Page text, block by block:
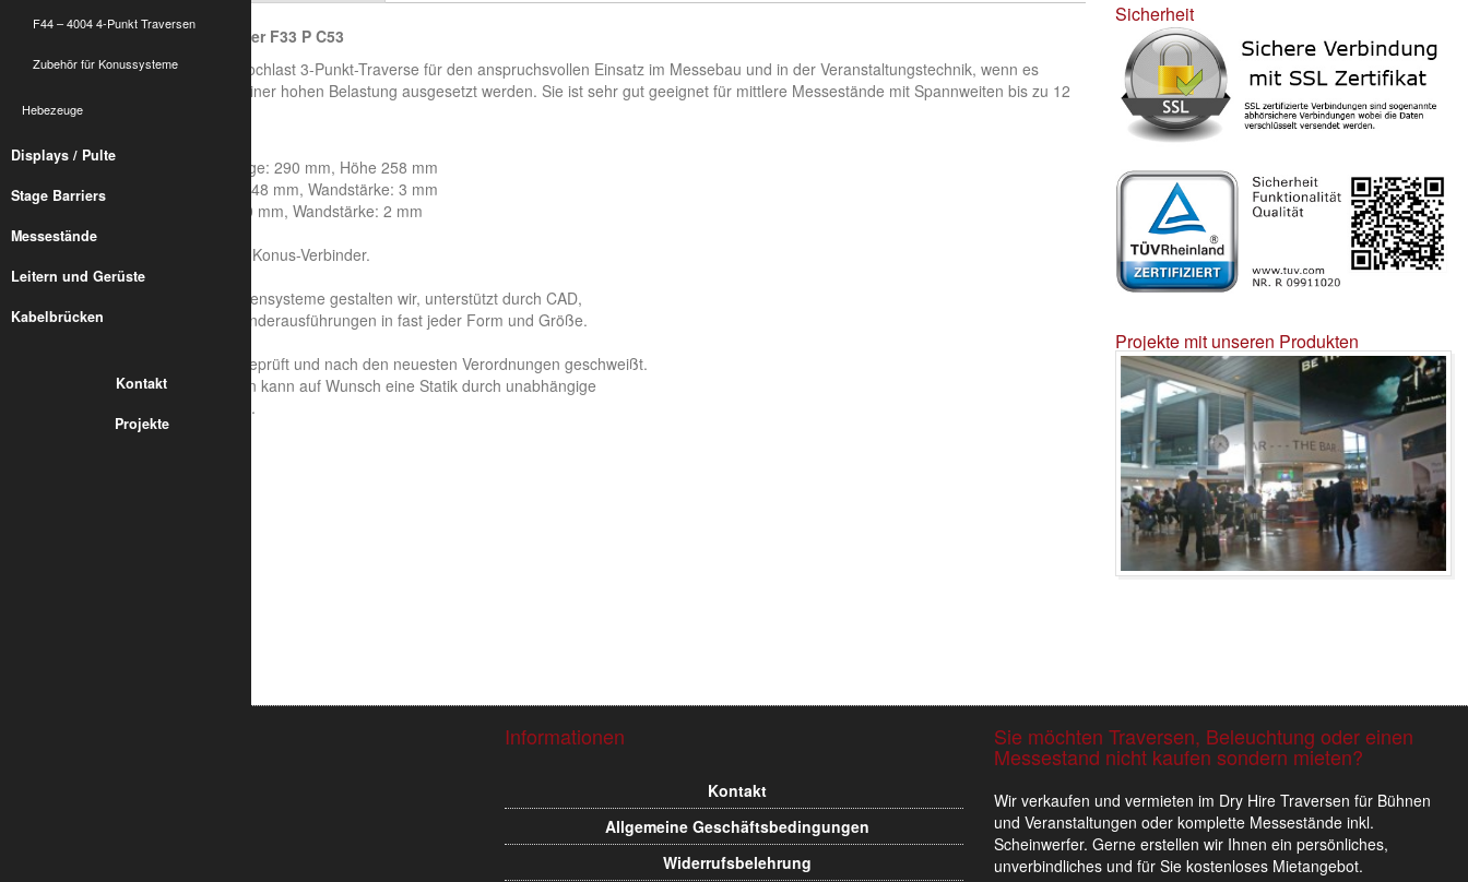
F44 – 4004 4-Punkt Traversen
Zubehör für Konussysteme
Hebezeuge
Displays / Pulte
Stage Barriers
Messestände
Leitern und Gerüste
Kabelbrücken
Kontakt
Projekte
ALUMETRIC F33 P - Eckverbinder F33 P C53
Die ALUMETRIC F33 P ist eine Hochlast 3-Punkt-Traverse für den anspruchsvollen Einsatz im Messebau und in der Veranstaltungstechnik, wenn es
darum geht, dass die Traversen einer hohen Belastung ausgesetzt werden. Sie ist sehr gut geeignet für mittlere Messestände mit Spannweiten bis zu 12
m.
Systemeigenschaften:
Achsmaß: 240 mm, Seitenlänge: 290 mm, Höhe 258 mm
Rohrdurchmesser Hauptrohr: 48 mm, Wandstärke: 3 mm
Rohrdurchmesser Streben: 20 mm, Wandstärke: 2 mm
Aluminiumlegierung : 6082 T6
Die Lieferung erfolgt inklusive Konus-Verbinder.
Sonderkonstruktion:
Auf der Basis unserer Traversensysteme gestalten wir, unterstützt durch CAD,
Sonderkonstruktionen und Sonderausführungen in fast jeder Form und Größe.
Unsere Traversen sind TÜV geprüft und nach den neuesten Verordnungen geschweißt.
Für individuelle Konstruktionen kann auf Wunsch eine Statik durch unabhängige
Prüfingenieure erstellt werden.
Sicherheit
Projekte mit unseren Produkten
Flughafen Projekt 1 Bild
Informationen
Kontakt
Allgemeine Geschäftsbedingungen
Widerrufsbelehrung
Sie möchten Traversen, Beleuchtung oder einen
Messestand nicht kaufen sondern mieten?
Wir verkaufen und vermieten im Dry Hire Traversen für Bühnen
und Veranstaltungen oder komplette Messestände inkl.
Scheinwerfer. Gerne erstellen wir Ihnen ein persönliches,
unverbindliches und für Sie kostenloses Mietangebot.